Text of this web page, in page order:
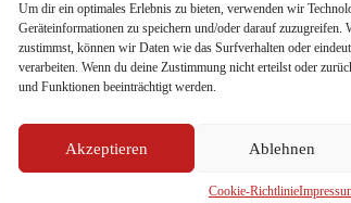
Um dir ein optimales Erlebnis zu bieten, verwenden wir
Geräteinformationen zu speichern und/oder darauf zuzugreifen.
zustimmst, können wir Daten wie das Surfverhalten oder
verarbeiten. Wenn du deine Zustimmung nicht erteilst oder
und Funktionen beeinträchtigt werden.
Akzeptieren Ablehnen
Cookie-Richtlinie